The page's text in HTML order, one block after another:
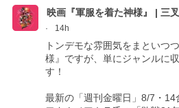
映画『軍服を着た神様』 | 三
·
14h
トンデモな雰囲気をまといつ
様』ですが、単にジャンルに
す！
最新の「週刊金曜日」8/7・14